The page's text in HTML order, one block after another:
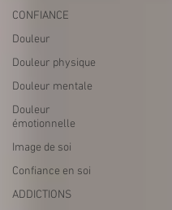
CONFIANCE
Douleur
Douleur physique
Douleur mentale
Douleur
émotionnelle
Image de soi
Confiance en soi
ADDICTIONS